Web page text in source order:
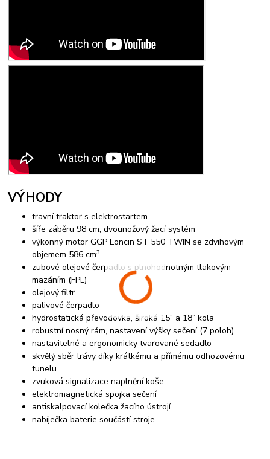
VÝHODY
travní traktor s elektrostartem
šíře záběru 98 cm, dvounožový žací systém
výkonný motor GGP Loncin ST 550 TWIN se zdvihovým
objemem 586 cm3
zubové olejové čerpadlo s plnohodnotným tlakovým
mazáním (FPL)
olejový filtr
palivové čerpadlo
hydrostatická převodovka, široká 15“ a 18“ kola
robustní nosný rám, nastavení výšky sečení (7 poloh)
nastavitelné a ergonomicky tvarované sedadlo
skvělý sběr trávy díky krátkému a přímému odhozovému
tunelu
zvuková signalizace naplnění koše
elektromagnetická spojka sečení
antiskalpovací kolečka žacího ústrojí
nabíječka baterie součástí stroje